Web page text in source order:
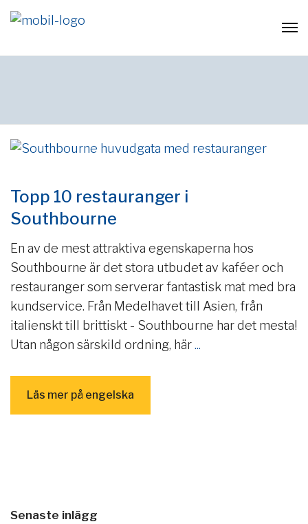
Topp 10 restauranger i
Southbourne
En av de mest attraktiva egenskaperna hos
Southbourne är det stora utbudet av kaféer och
restauranger som serverar fantastisk mat med bra
kundservice. Från Medelhavet till Asien, från
italienskt till brittiskt - Southbourne har det mesta!
Utan någon särskild ordning, här...
Läs mer på engelska
Senaste inlägg